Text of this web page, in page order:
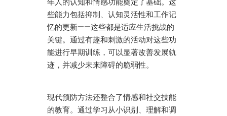
些能力包括抑制、认知灵活性和工作记
忆的更新——这些都是适应生活挑战的
关键。通过有趣和刺激的活动对这些功
能进行早期训练，可以显著改善发展轨
迹，并减少未来障碍的脆弱性。
现代预防方法还整合了情感和社交技能
的教育。通过学习从小识别、理解和调